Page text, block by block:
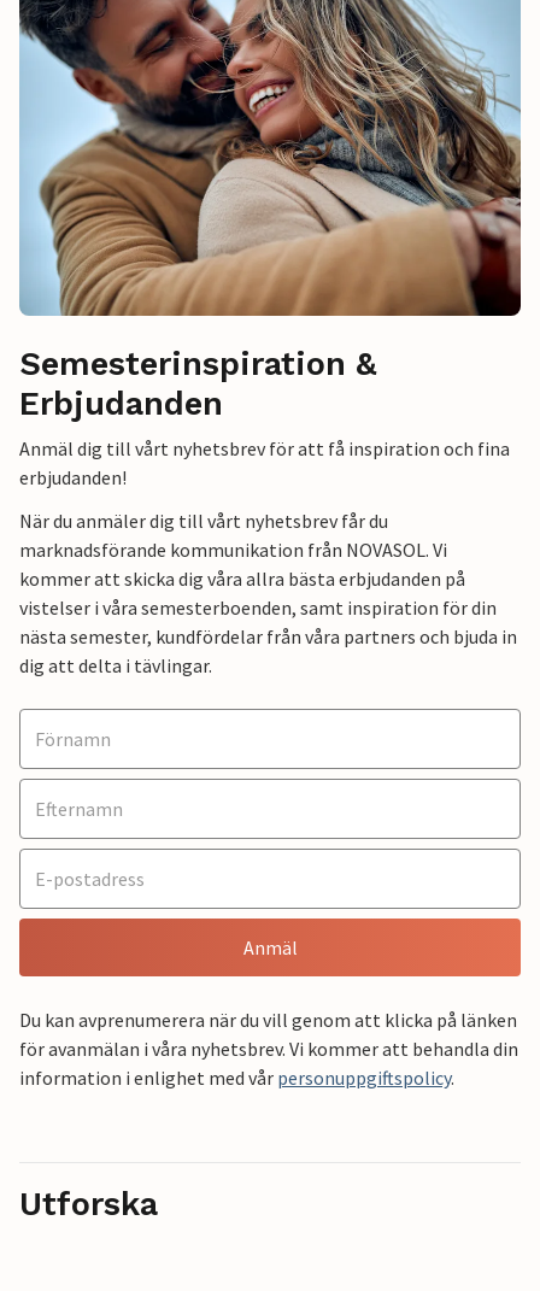
Semesterinspiration &
Erbjudanden
Anmäl dig till vårt nyhetsbrev för att få inspiration och fina
erbjudanden!
När du anmäler dig till vårt nyhetsbrev får du
marknadsförande kommunikation från NOVASOL. Vi
kommer att skicka dig våra allra bästa erbjudanden på
vistelser i våra semesterboenden, samt inspiration för din
nästa semester, kundfördelar från våra partners och bjuda in
dig att delta i tävlingar.
Anmäl
Du kan avprenumerera när du vill genom att klicka på länken
för avanmälan i våra nyhetsbrev. Vi kommer att behandla din
information i enlighet med vår personuppgiftspolicy.
Utforska